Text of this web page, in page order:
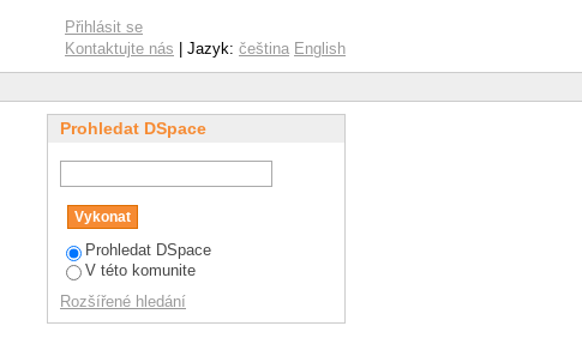
Přihlásit se
Kontaktujte nás | Jazyk: čeština English
Prohledat DSpace
Prohledat DSpace
V této komunite
Rozšířené hledání